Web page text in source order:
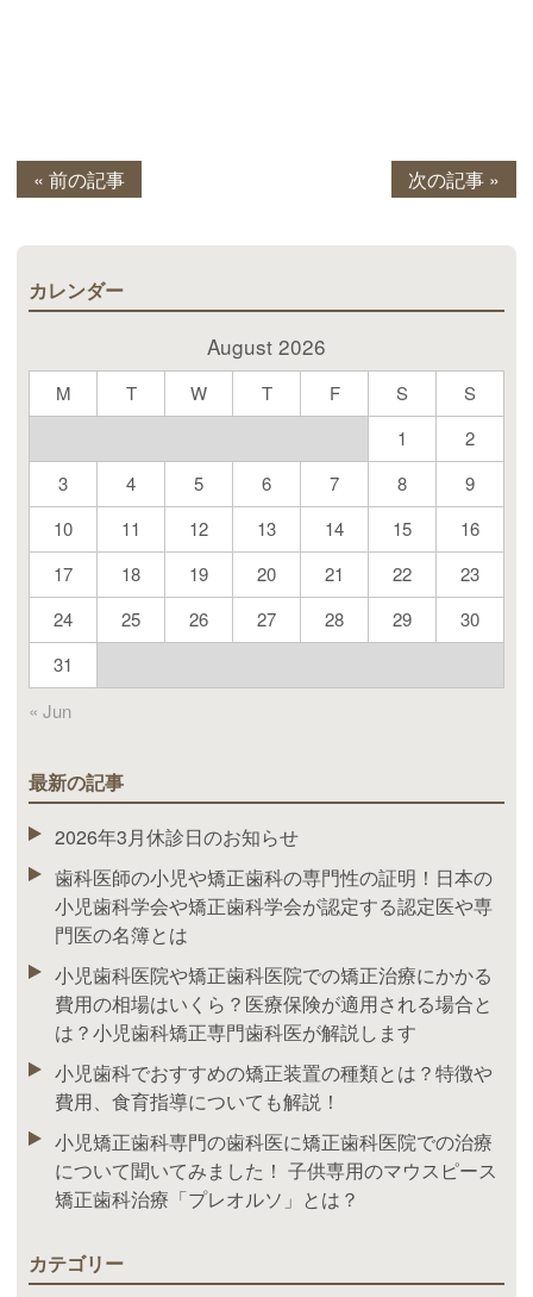
« 前の記事 次の記事 »
カレンダー
August 2026
M T W T F S S
« Jun
1
2
3
4 5 6 7 8
9
10
11 12 13 14 15
16
17
18 19 20 21 22
23
24
25 26 27 28 29
30
31
最新の記事
2026年3月休診日のお知らせ
歯科医師の小児や矯正歯科の専門性の証明！日本の
小児歯科学会や矯正歯科学会が認定する認定医や専
門医の名簿とは
小児歯科医院や矯正歯科医院での矯正治療にかかる
費用の相場はいくら？医療保険が適用される場合と
は？小児歯科矯正専門歯科医が解説します
小児歯科でおすすめの矯正装置の種類とは？特徴や
費用、食育指導についても解説！
小児矯正歯科専門の歯科医に矯正歯科医院での治療
について聞いてみました！ 子供専用のマウスピース
矯正歯科治療「プレオルソ」とは？
カテゴリー